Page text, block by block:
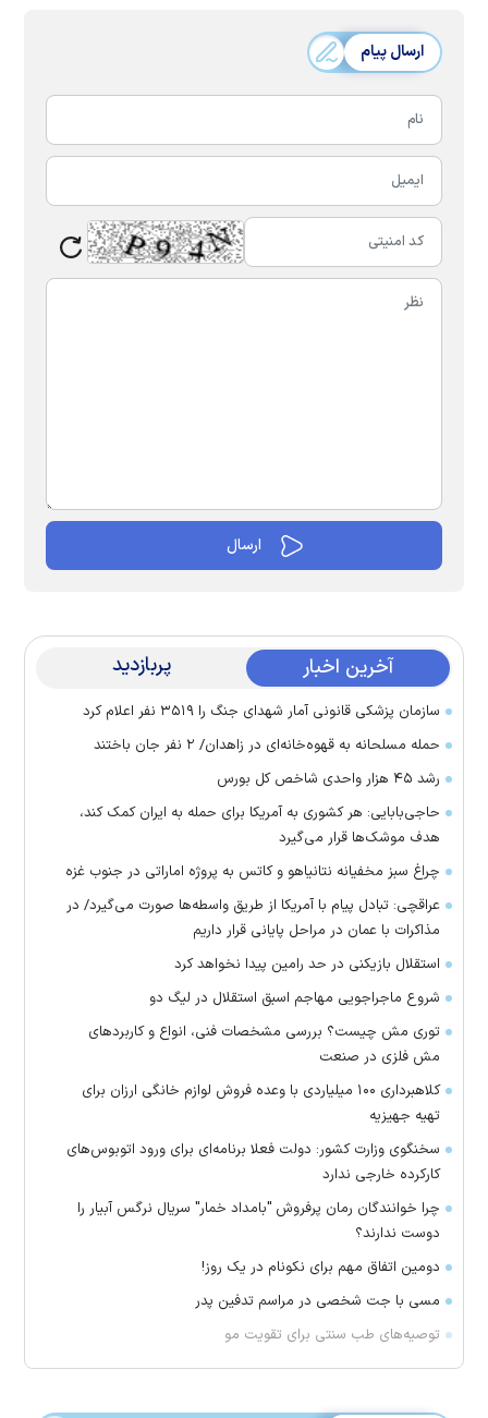
ارسال پیام
آخرین اخبار پربازدید
سازمان پزشکی قانونی آمار شهدای جنگ را ۳۵۱۹ نفر اعلام کرد
حمله مسلحانه به قهوه‌خانه‌ای در زاهدان/ ۲ نفر جان باختند
رشد ۴۵ هزار واحدی شاخص کل بورس
حاجی‌بابایی: هر کشوری به آمریکا برای حمله به ایران کمک کند،
هدف موشک‌ها قرار می‌گیرد
چراغ سبز مخفیانه نتانیاهو و کاتس به پروژه اماراتی در جنوب غزه
عراقچی: تبادل پیام با آمریکا از طریق واسطه‌ها صورت می‌گیرد/ در
مذاکرات با عمان در مراحل پایانی قرار داریم
استقلال بازیکنی در حد رامین پیدا نخواهد کرد
شروع ماجراجویی مهاجم اسبق استقلال در لیگ دو
توری مش چیست؟ بررسی مشخصات فنی، انواع و کاربردهای
مش فلزی در صنعت
کلاهبرداری ۱۰۰ میلیاردی با وعده فروش لوازم خانگی ارزان برای
تهیه جهیزیه
سخنگوی وزارت کشور: دولت فعلا برنامه‌ای برای ورود اتوبوس‌های
کارکرده خارجی ندارد
چرا خوانندگان رمان پرفروش "بامداد خمار" سریال نرگس آبیار را
دوست ندارند؟
دومین اتفاق مهم برای نکونام در یک روز!
مسی با جت شخصی در مراسم تدفین پدر
توصیه‌های طب سنتی برای تقویت مو